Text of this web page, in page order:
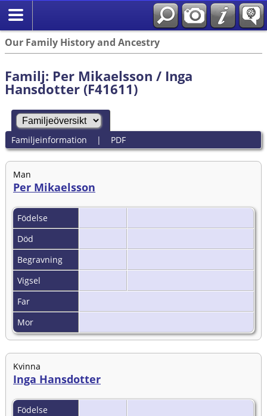
Our Family History and Ancestry
Familj: Per Mikaelsson / Inga
Hansdotter (F41611)
Familjeinformation | PDF
Man
Per Mikaelsson
Födelse
Död
Begravning
Vigsel
Far
Mor
Kvinna
Inga Hansdotter
Födelse